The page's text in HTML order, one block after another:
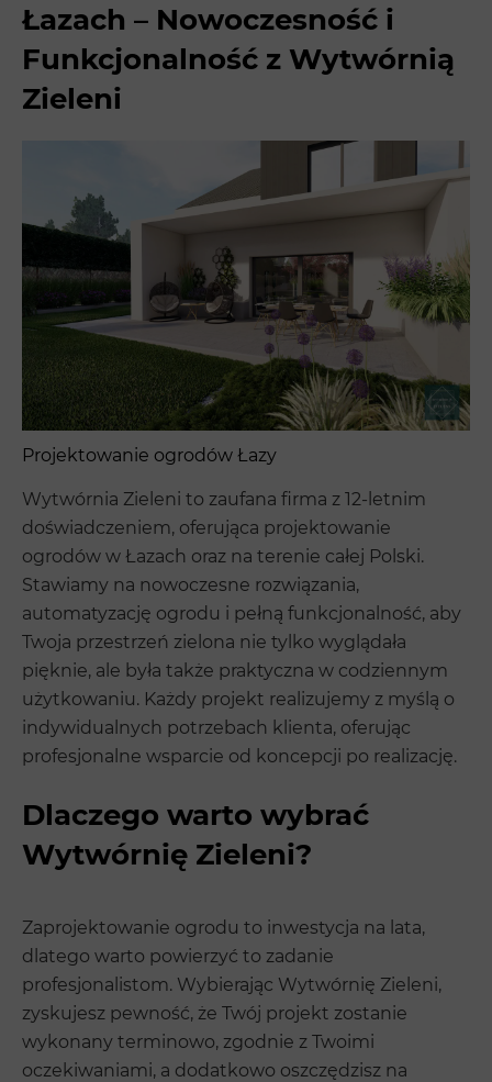
Łazach – Nowoczesność i
Funkcjonalność z Wytwórnią
Zieleni
Projektowanie ogrodów Łazy
Wytwórnia Zieleni to zaufana firma z 12-letnim
doświadczeniem, oferująca projektowanie
ogrodów w Łazach oraz na terenie całej Polski.
Stawiamy na nowoczesne rozwiązania,
automatyzację ogrodu i pełną funkcjonalność, aby
Twoja przestrzeń zielona nie tylko wyglądała
pięknie, ale była także praktyczna w codziennym
użytkowaniu. Każdy projekt realizujemy z myślą o
indywidualnych potrzebach klienta, oferując
profesjonalne wsparcie od koncepcji po realizację.
Dlaczego warto wybrać
Wytwórnię Zieleni?
Zaprojektowanie ogrodu to inwestycja na lata,
dlatego warto powierzyć to zadanie
profesjonalistom. Wybierając Wytwórnię Zieleni,
zyskujesz pewność, że Twój projekt zostanie
wykonany terminowo, zgodnie z Twoimi
oczekiwaniami, a dodatkowo oszczędzisz na